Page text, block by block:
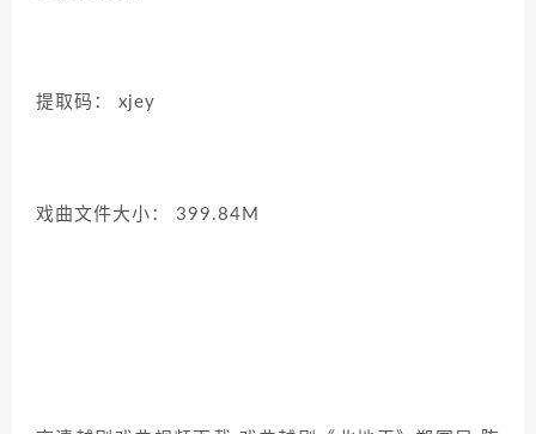
提取码： xjey
戏曲文件大小： 399.84M